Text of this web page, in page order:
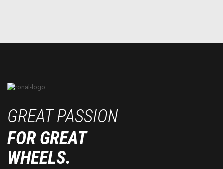
GREAT PASSION
FOR GREAT
WHEELS.